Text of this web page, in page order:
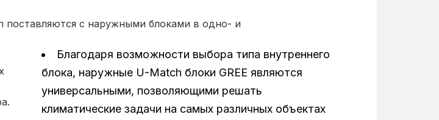
с наружными блоками в одно- и
Благодаря возможности выбора типа внутреннего
блока, наружные U-Match блоки GREE являются
универсальными, позволяющими решать
климатические задачи на самых различных объектах